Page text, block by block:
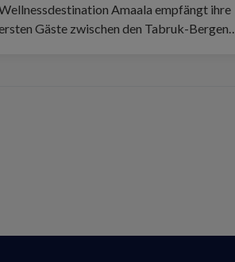
Amaala empfängt ihre
Gäste zwischen den Tabruk-Bergen